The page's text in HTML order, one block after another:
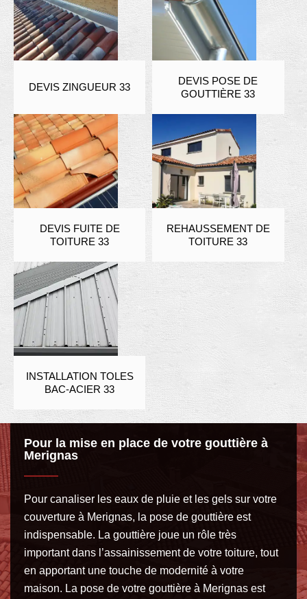
DEVIS ZINGUEUR 33
DEVIS POSE DE
GOUTTIÈRE 33
DEVIS FUITE DE
TOITURE 33
REHAUSSEMENT DE
TOITURE 33
INSTALLATION TOLES
BAC-ACIER 33
Pour la mise en place de votre gouttière à
Merignas
Pour canaliser les eaux de pluie et les gels sur votre
couverture à Merignas, la pose de gouttière est
indispensable. La gouttière joue un rôle très
important dans l’assainissement de votre toiture, tout
en apportant une touche de modernité à votre
maison. La pose de votre gouttière à Merignas est